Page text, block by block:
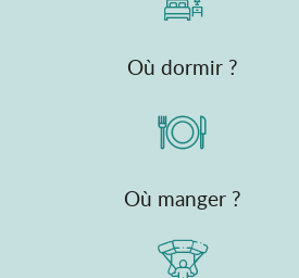
Où dormir ?
Où manger ?